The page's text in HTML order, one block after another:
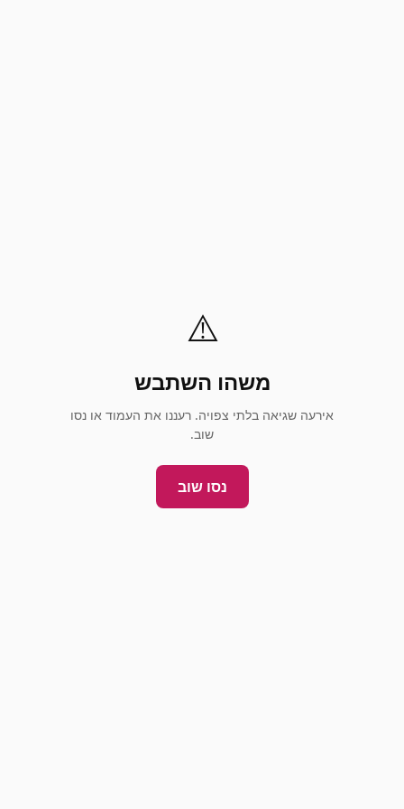
⚠️
משהו השתבש
אירעה שגיאה בלתי צפויה. רעננו את העמוד או נסו
שוב.
נסו שוב